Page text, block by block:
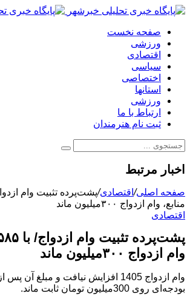
صفحه نخست
ورزشی
اقتصادی
سیاسی
اختصاصی
استانها
ورزشی
ارتباط با ما
ثبت نام هنرمندان
اخبار مرتبط
صفحه اصلی/اقتصادی/
منابع، وام ازدواج ۳۰۰میلیون ماند
اقتصادی
وام ازدواج ۳۰۰میلیون ماند
وام ازدواج 1405 افزایش نیافت و
بودجه‌ای روی 300میلیون تومان ثابت ماند.